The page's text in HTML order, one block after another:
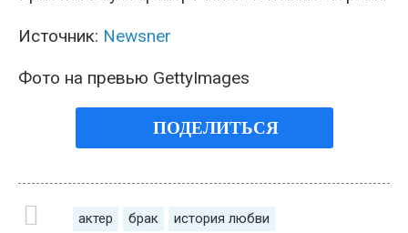
Источник: Newsner
Фото на превью GettyImages
ПОДЕЛИТЬСЯ
актер брак история любви